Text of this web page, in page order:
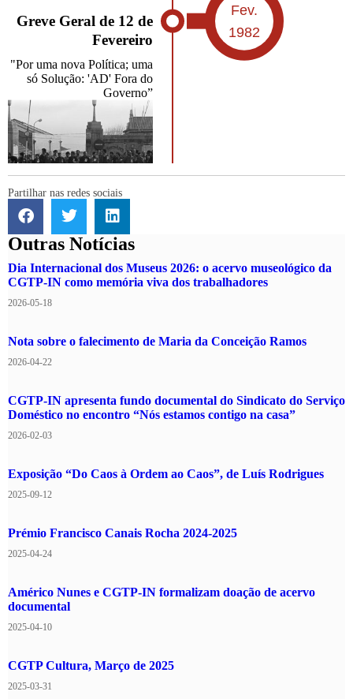
Fev.
1982
Greve Geral de 12 de
Fevereiro
"Por uma nova Política; uma
só Solução: 'AD' Fora do
Governo”
Fábrica de Loiça de
Sacavém.
Silva/C77-30.
Siderurgia.
da polícia na véspera
assassinados pela polícia na
Partilhar nas redes sociais
Outras Notícias
Dia Internacional dos Museus 2026: o acervo museológico da
CGTP-IN como memória viva dos trabalhadores
2026-05-18
Nota sobre o falecimento de Maria da Conceição Ramos
2026-04-22
CGTP-IN apresenta fundo documental do Sindicato do Serviço
Doméstico no encontro “Nós estamos contigo na casa”
2026-02-03
Exposição “Do Caos à Ordem ao Caos”, de Luís Rodrigues
2025-09-12
Prémio Francisco Canais Rocha 2024-2025
2025-04-24
Américo Nunes e CGTP-IN formalizam doação de acervo
documental
2025-04-10
CGTP Cultura, Março de 2025
2025-03-31